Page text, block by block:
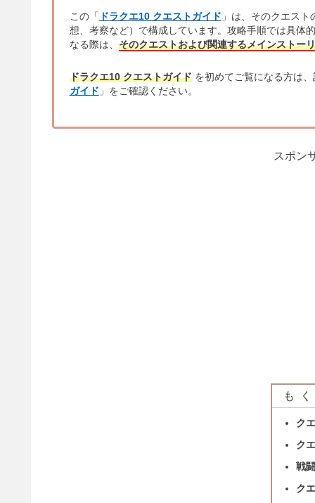
この「 ドラクエ10 クエストガイド 」は、そのクエスト
想、考察など）で構成しています。攻略手順では具体
なる際は、 そのクエストおよび関連するメインストー
ドラクエ10 クエストガイドを初めてご覧になる方は
ガイド 」をご確認ください。
スポン
も
ク
ク
戦
ク